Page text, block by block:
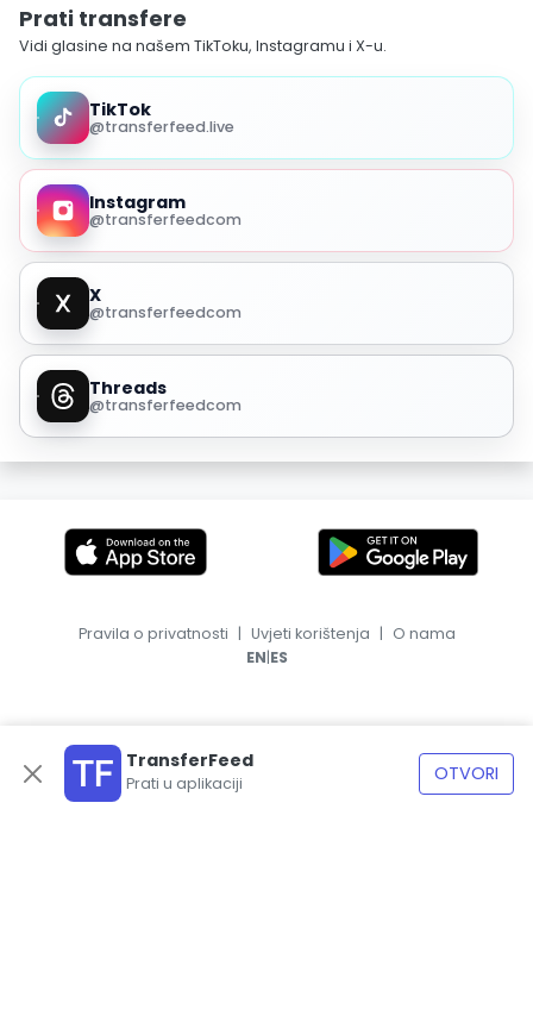
Prati transfere
Vidi glasine na našem TikToku, Instagramu i X-u.
TikTok
@transferfeed.live
Instagram
@transferfeedcom
X
@transferfeedcom
Threads
@transferfeedcom
TransferFeed
Prati u aplikaciji OTVORI
Pravila o privatnosti | Uvjeti korištenja | O nama
EN|ES